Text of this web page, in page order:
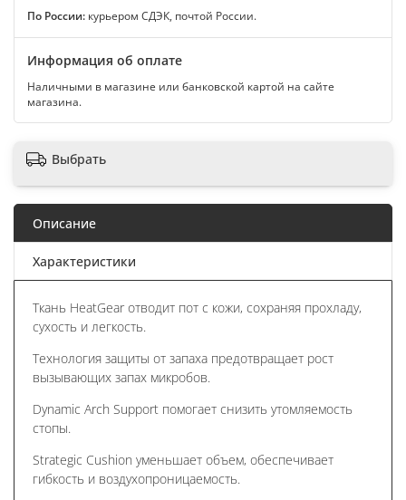
По России: курьером СДЭК, почтой России.
Информация об оплате
Наличными в магазине или банковской картой на сайте
магазина.
Выбрать
Описание
Характеристики
Ткань HeatGear отводит пот с кожи, сохраняя прохладу,
сухость и легкость.
Технология защиты от запаха предотвращает рост
вызывающих запах микробов.
Dynamic Arch Support помогает снизить утомляемость
стопы.
Strategic Cushion уменьшает объем, обеспечивает
гибкость и воздухопроницаемость.